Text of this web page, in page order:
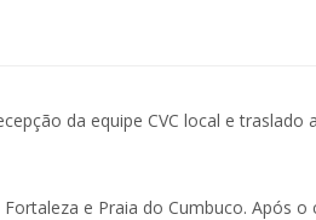
da equipe CVC local e traslado
e Praia do Cumbuco. Após